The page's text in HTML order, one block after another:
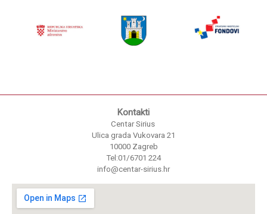
Kontakti
Centar Sirius
Ulica grada Vukovara 21
10000 Zagreb
Tel:01/6701 224
info@centar-sirius.hr